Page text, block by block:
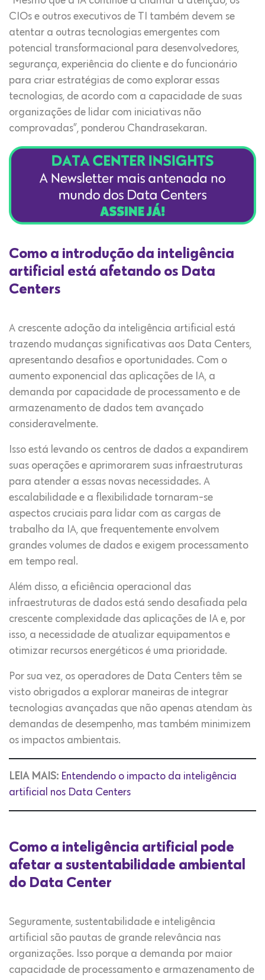
CIOs e outros executivos de TI também devem se
atentar a outras tecnologias emergentes com
potencial transformacional para desenvolvedores,
segurança, experiência do cliente e do funcionário
para criar estratégias de como explorar essas
tecnologias, de acordo com a capacidade de suas
organizações de lidar com iniciativas não
comprovadas”, ponderou Chandrasekaran.
Como a introdução da inteligência
artificial está afetando os Data
Centers
A crescente adoção da inteligência artificial está
trazendo mudanças significativas aos Data Centers,
apresentando desafios e oportunidades. Com o
aumento exponencial das aplicações de IA, a
demanda por capacidade de processamento e de
armazenamento de dados tem avançado
consideravelmente.
Isso está levando os centros de dados a expandirem
suas operações e aprimorarem suas infraestruturas
para atender a essas novas necessidades. A
escalabilidade e a flexibilidade tornaram-se
aspectos cruciais para lidar com as cargas de
trabalho da IA, que frequentemente envolvem
grandes volumes de dados e exigem processamento
em tempo real.
Além disso, a eficiência operacional das
infraestruturas de dados está sendo desafiada pela
crescente complexidade das aplicações de IA e, por
isso, a necessidade de atualizar equipamentos e
otimizar recursos energéticos é uma prioridade.
Por sua vez, os operadores de Data Centers têm se
visto obrigados a explorar maneiras de integrar
tecnologias avançadas que não apenas atendam às
demandas de desempenho, mas também minimizem
os impactos ambientais.
LEIA MAIS: Entendendo o impacto da inteligência
artificial nos Data Centers
Como a inteligência artificial pode
afetar a sustentabilidade ambiental
do Data Center
Seguramente, sustentabilidade e inteligência
artificial são pautas de grande relevância nas
organizações. Isso porque a demanda por maior
capacidade de processamento e armazenamento de